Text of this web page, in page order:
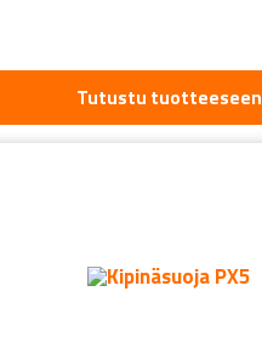
Tutustu tuotteeseen